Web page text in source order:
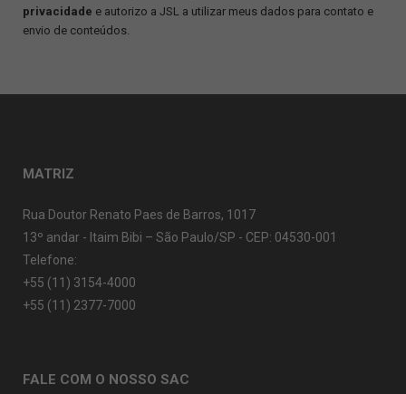
privacidade e autorizo a JSL a utilizar meus dados para contato e
envio de conteúdos.
MATRIZ
Rua Doutor Renato Paes de Barros, 1017
13º andar - Itaim Bibi – São Paulo/SP - CEP: 04530-001
Telefone:
+55 (11) 3154-4000
+55 (11) 2377-7000
FALE COM O NOSSO SAC